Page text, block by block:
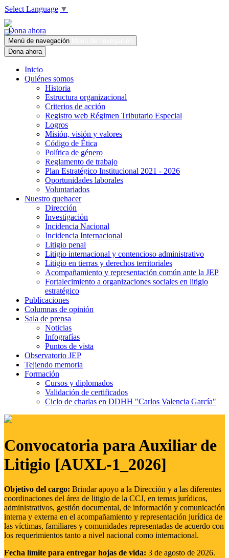
Select Language ▼
Dona ahora
Menú de navegación
Dona ahora
Inicio
Quiénes somos
Historia
Estructura organizacional
Criterios de acción
Registro web Régimen Tributario Especial
Logros
Misión, visión y valores
Código de Ética
Política de género
Reglamento de trabajo
Plan Estratégico Institucional 2021 - 2026
Oportunidades laborales
Voluntariados
Nuestro quehacer
Dirección
Investigación
Incidencia Nacional
Incidencia Internacional
Litigio penal
Litigio internacional y contencioso administrativo
Litigio en tierras y derechos territoriales
Acompañamiento y representación común ante la JEP
Fortalecimiento a organizaciones sociales en litigio
estratégico
Publicaciones
Columnas de opinión
Sala de prensa
Noticias
Infografías
Puntos de vista
Observatorio JEP
Tejiendo memoria
Formación
Cursos y diplomados
Validación de certificados
Ciclo de charlas en DDHH "Carlos Valencia García"
Convocatoria para Auxiliar de
Litigio [AUXL-1_2026]
Objetivo del cargo: Brindar apoyo a la Dirección y a las diferentes
coordinaciones del área de litigio de la CCJ, en temas jurídicos,
administrativos, gestión documental, de información y comunicación
interna y externa en el acompañamiento y representación jurídica de
las víctimas, familiares y comunidades representadas de acuerdo con
los requerimientos tanto a nivel nacional como internacional.
Fecha límite para entregar hojas de vida: 3 de agosto de 2026.